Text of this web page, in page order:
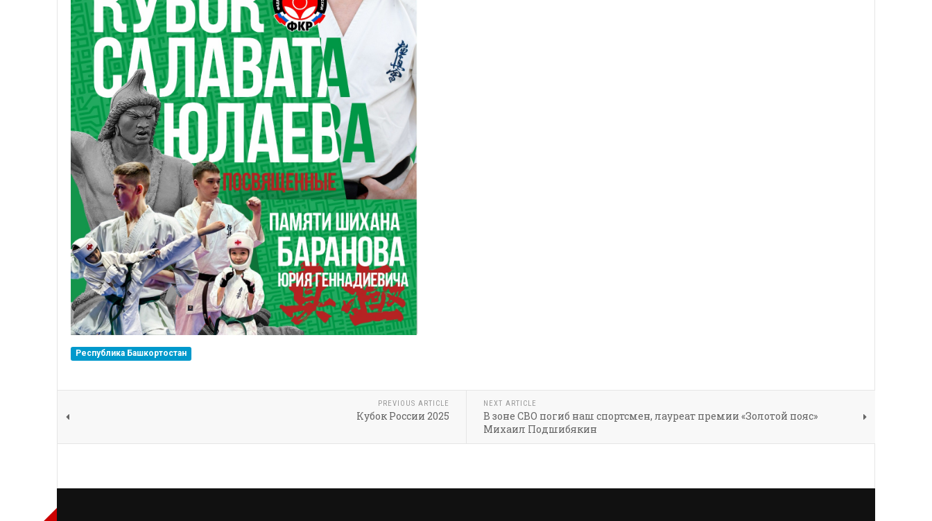
Республика Башкортостан
PREVIOUS ARTICLE
Кубок России 2025
NEXT ARTICLE
В зоне СВО погиб наш спортсмен, лауреат премии «Золотой пояс»
Михаил Подшибякин